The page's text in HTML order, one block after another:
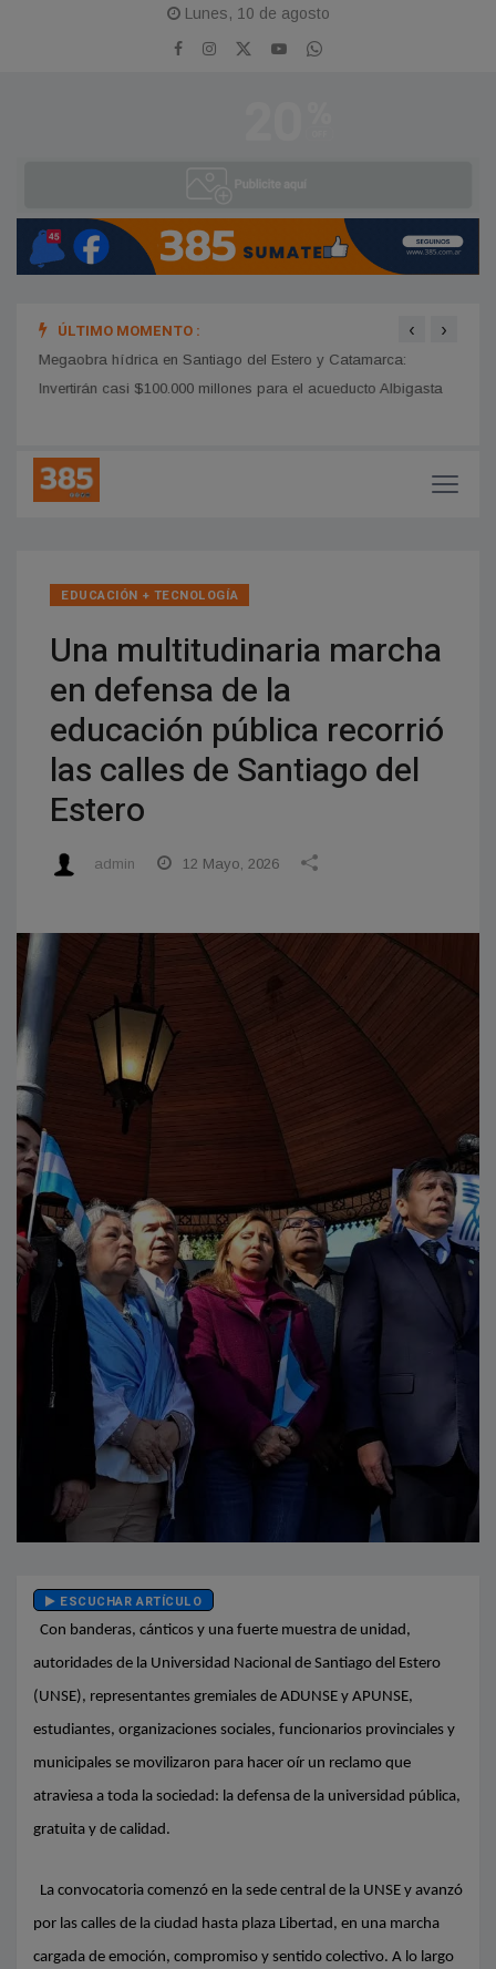
Lunes, 10 de agosto
ÚLTIMO MOMENTO :
Megaobra hídrica en Santiago del Estero y Catamarca:
Invertirán casi $100.000 millones para el acueducto Albigasta
‹ ›
EDUCACIÓN + TECNOLOGÍ­A
Una multitudinaria marcha
en defensa de la
educación pública recorrió
las calles de Santiago del
Estero
admin 12 Mayo, 2026
ESCUCHAR ARTÍCULO
Con banderas, cánticos y una fuerte muestra de unidad,
autoridades de la Universidad Nacional de Santiago del Estero
(UNSE), representantes gremiales de ADUNSE y APUNSE,
estudiantes, organizaciones sociales, funcionarios provinciales y
municipales se movilizaron para hacer oír un reclamo que
atraviesa a toda la sociedad: la defensa de la universidad pública,
gratuita y de calidad.
La convocatoria comenzó en la sede central de la UNSE y avanzó
por las calles de la ciudad hasta plaza Libertad, en una marcha
cargada de emoción, compromiso y sentido colectivo. A lo largo